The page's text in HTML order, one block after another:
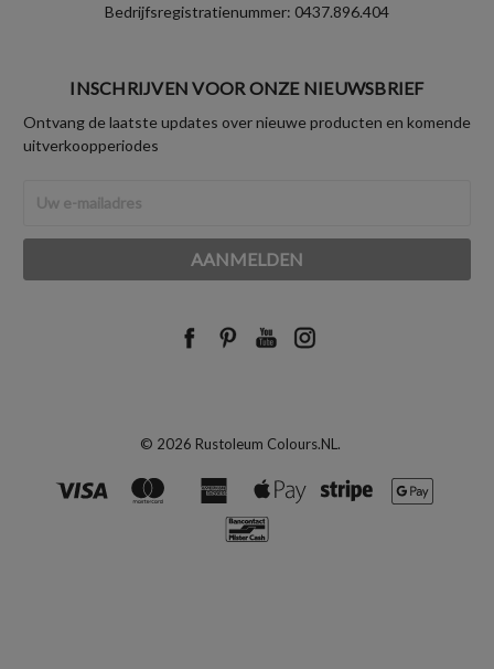
Bedrijfsregistratienummer: 0437.896.404
INSCHRIJVEN VOOR ONZE NIEUWSBRIEF
Ontvang de laatste updates over nieuwe producten en komende
uitverkoopperiodes
mailadres
© 2026 Rustoleum Colours.NL.